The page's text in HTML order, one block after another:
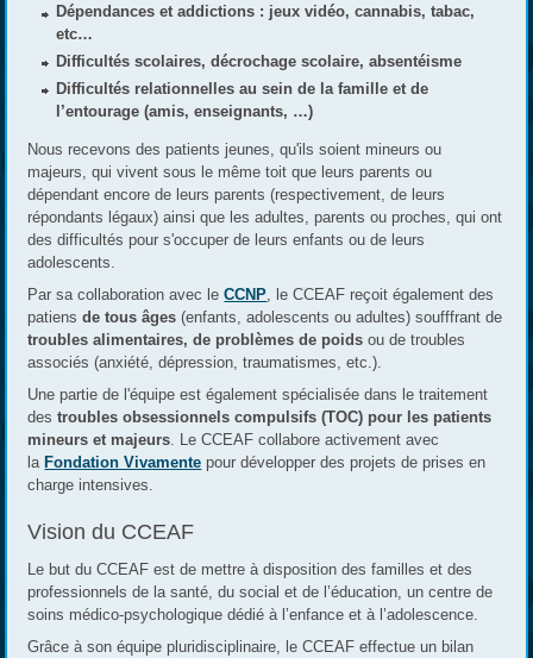
Dépendances et addictions : jeux vidéo, cannabis, tabac,
etc…
Difficultés scolaires, décrochage scolaire, absentéisme
Difficultés relationnelles au sein de la famille et de
l’entourage (amis, enseignants, …)
Nous recevons des patients jeunes, qu'ils soient mineurs ou
majeurs, qui vivent sous le même toit que leurs parents ou
dépendant encore de leurs parents (respectivement, de leurs
répondants légaux) ainsi que les adultes, parents ou proches, qui ont
des difficultés pour s'occuper de leurs enfants ou de leurs
adolescents.
Par sa collaboration avec le CCNP, le CCEAF reçoit également des
patiensde tous âges (enfants, adolescents ou adultes) soufffrant de
troubles alimentaires, de problèmes de poids ou de troubles
associés (anxiété, dépression, traumatismes, etc.).
Une partie de l'équipe est également spécialisée dans le traitement
destroubles obsessionnels compulsifs (TOC) pour les patients
mineurs et majeurs. Le CCEAF collabore activement avec
la Fondation Vivamente pour développer des projets de prises en
charge intensives.
Vision du CCEAF
Le but du CCEAF est de mettre à disposition des familles et des
professionnels de la santé, du social et de l’éducation, un centre de
soins médico-psychologique dédié à l’enfance et à l’adolescence.
Grâce à son équipe pluridisciplinaire, le CCEAF effectue un bilan